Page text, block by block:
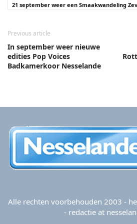
21 september weer een Smaakwandeling
Previous article
In september weer nieuwe
edities Pop Voices
Badkamerkoor Nesselande
Alle rechten voorbehouden 2003 -
- redactie at